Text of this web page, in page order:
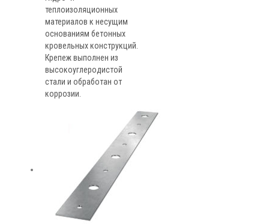
теплоизоляционных
материалов к несущим
основаниям бетонных
кровельных конструкций.
Крепеж выполнен из
высокоуглеродистой
стали и обработан от
коррозии.